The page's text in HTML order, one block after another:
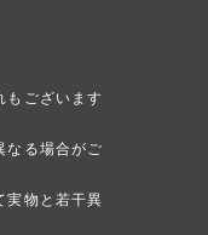
もございます
なる場合がご
実物と若干異